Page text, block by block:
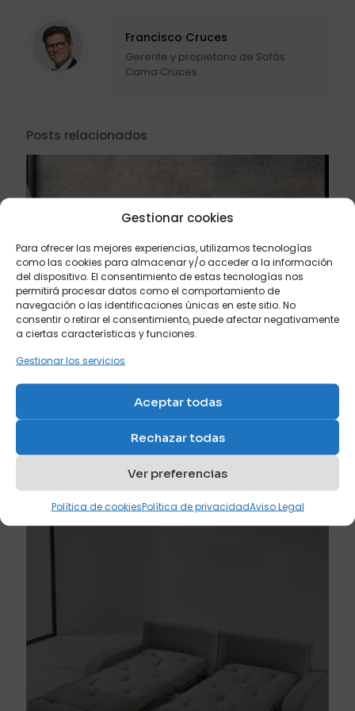
Gestionar cookies
Para ofrecer las mejores experiencias, utilizamos tecnologías
como las cookies para almacenar y/o acceder a la información
del dispositivo. El consentimiento de estas tecnologías nos
permitirá procesar datos como el comportamiento de
navegación o las identificaciones únicas en este sitio. No
consentir o retirar el consentimiento, puede afectar negativamente
a ciertas características y funciones.
Gestionar los servicios
Aceptar todas
Rechazar todas
Ver preferencias
Política de cookiesPolítica de privacidadAviso Legal
Francisco Cruces
Gerente y propietario de Sofás
Cama Cruces.
Posts relacionados
Los mejores colores para comprar un sofá cama si